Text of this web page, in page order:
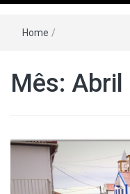
Home /
Mês: Abril